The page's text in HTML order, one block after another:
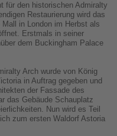
für den historischen Admiralty
Restaurierung wird das
in London im Herbst als
Erstmals in seiner
dem Buckingham Palace
Arch wurde von König
in Auftrag gegeben und
der Fassade des
das Gebäude Schauplatz
Nun wird es Teil
zum ersten Waldorf Astoria